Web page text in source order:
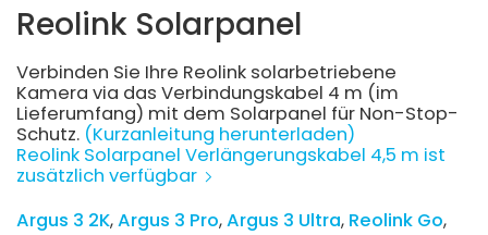
Reolink Solarpanel
Verbinden Sie Ihre Reolink solarbetriebene
Kamera via das Verbindungskabel 4 m (im
Lieferumfang) mit dem Solarpanel für Non-Stop-
Schutz. (Kurzanleitung herunterladen)
Reolink Solarpanel Verlängerungskabel 4,5 m ist
zusätzlich verfügbar
Argus 3 2K Argus 3 Pro Argus 3 Ultra Reolink Go